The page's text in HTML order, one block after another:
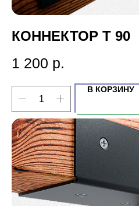
КОННЕКТОР Т 90
1 200 р.
В КОРЗИНУ